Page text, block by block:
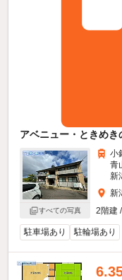
アベニュー・ときめき
すべての写真
小
青
新
新
2階建
駐車場あり 駐輪場あり